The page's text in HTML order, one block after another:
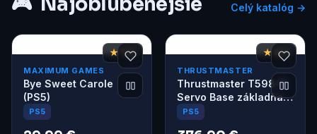
Celý katalóg →
★ 7,6
MAXIMUM GAMES
Bye Sweet Carole
(PS5)
PS5
★ 8,6
THRUSTMASTER
Thrustmaster T598-P
Servo Base základňa
pre volant a pedále
PS5/PS4/PC
PS5